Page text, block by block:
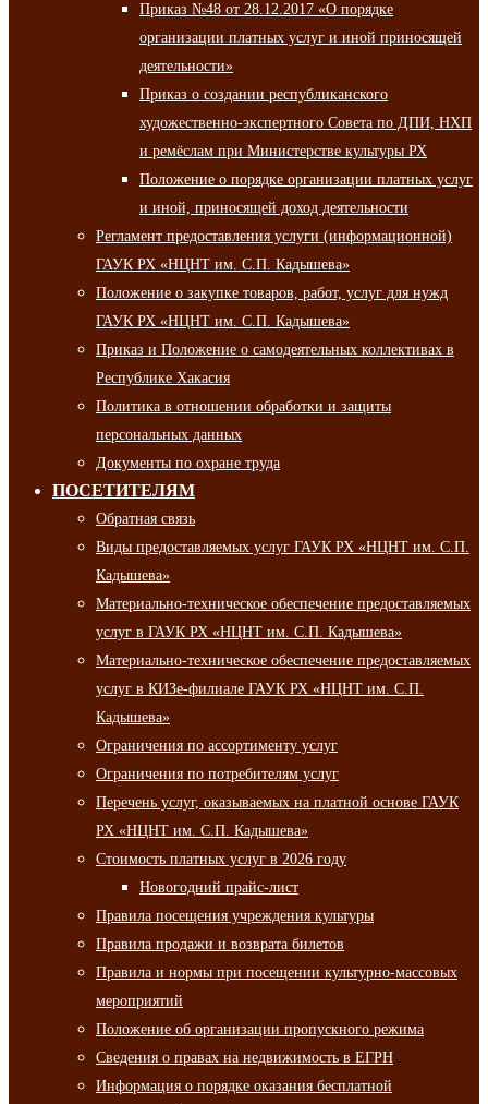
Приказ №48 от 28.12.2017 «О порядке
организации платных услуг и иной приносящей
деятельности»
Приказ о создании республиканского
художественно-экспертного Совета по ДПИ, НХП
и ремёслам при Министерстве культуры РХ
Положение о порядке организации платных услуг
и иной, приносящей доход деятельности
Регламент предоставления услуги (информационной)
ГАУК РХ «НЦНТ им. С.П. Кадышева»
Положение о закупке товаров, работ, услуг для нужд
ГАУК РХ «НЦНТ им. С.П. Кадышева»
Приказ и Положение о самодеятельных коллективах в
Республике Хакасия
Политика в отношении обработки и защиты
персональных данных
Документы по охране труда
ПОСЕТИТЕЛЯМ
Обратная связь
Виды предоставляемых услуг ГАУК РХ «НЦНТ им. С.П.
Кадышева»
Материально-техническое обеспечение предоставляемых
услуг в ГАУК РХ «НЦНТ им. С.П. Кадышева»
Материально-техническое обеспечение предоставляемых
услуг в КИЗе-филиале ГАУК РХ «НЦНТ им. С.П.
Кадышева»
Ограничения по ассортименту услуг
Ограничения по потребителям услуг
Перечень услуг, оказываемых на платной основе ГАУК
РХ «НЦНТ им. С.П. Кадышева»
Стоимость платных услуг в 2026 году
Новогодний прайс-лист
Правила посещения учреждения культуры
Правила продажи и возврата билетов
Правила и нормы при посещении культурно-массовых
мероприятий
Положение об организации пропускного режима
Сведения о правах на недвижимость в ЕГРН
Информация о порядке оказания бесплатной